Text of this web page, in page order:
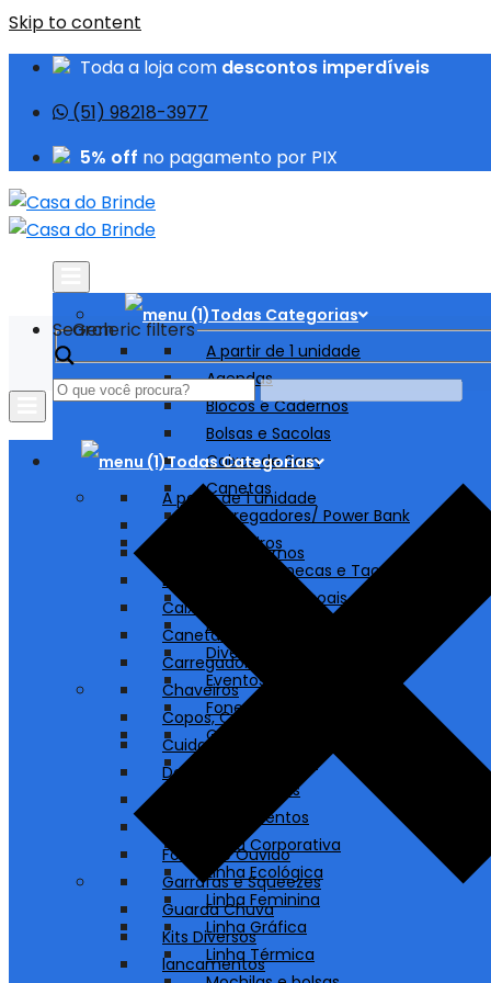
Skip to content
Toda a loja com descontos imperdíveis
(51) 98218-3977
5% off no pagamento por PIX
Todas Categorias
A partir de 1 unidade
Agendas
Blocos e Cadernos
Bolsas e Sacolas
Caixas de Som
Canetas
Carregadores/ Power Bank
Chaveiros
Copos, Canecas e Taças
Cuidados Pessoais
Destaques
Diversos
Eventos
Fones de Ouvido
Garrafas e Squeezes
Kits Diversos
lancamentos
Linha Corporativa
Linha Ecológica
Linha Feminina
Linha Gráfica
Linha Térmica
Search
Generic filters
Todas Categorias
A partir de 1 unidade
Agendas
Blocos e Cadernos
Bolsas e Sacolas
Caixas de Som
Canetas
Carregadores/ Power Bank
Chaveiros
Copos, Canecas e Taças
Cuidados Pessoais
Destaques
Fones de Ouvido
Garrafas e Squeezes
Guarda Chuva
Kits Diversos
lancamentos